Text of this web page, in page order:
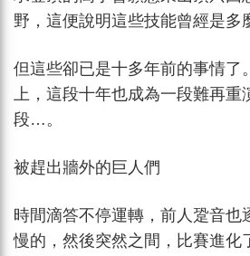
野，這便說明這些技能曾經是多
但這些卻已是十多年前的事情了
上，這段十年也成為一段難再重
段…。
被趕出牆外的巨人們
時間滴答不停運轉，前人跫音也
慢的，然後突然之間，比賽進化